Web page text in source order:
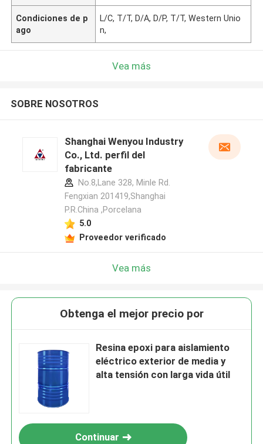
Condiciones de p
ago
L/C, T/T, D/A, D/P, T/T, Western Unio
n,
Vea más
SOBRE NOSOTROS
Shanghai Wenyou Industry
Co., Ltd. perfil del
fabricante
No.8,Lane 328, Minle Rd.
Fengxian 201419,Shanghai
P.R.China ,Porcelana
5.0
Proveedor verificado
Vea más
Obtenga el mejor precio por
Resina epoxi para aislamiento
eléctrico exterior de media y
alta tensión con larga vida útil
Continuar